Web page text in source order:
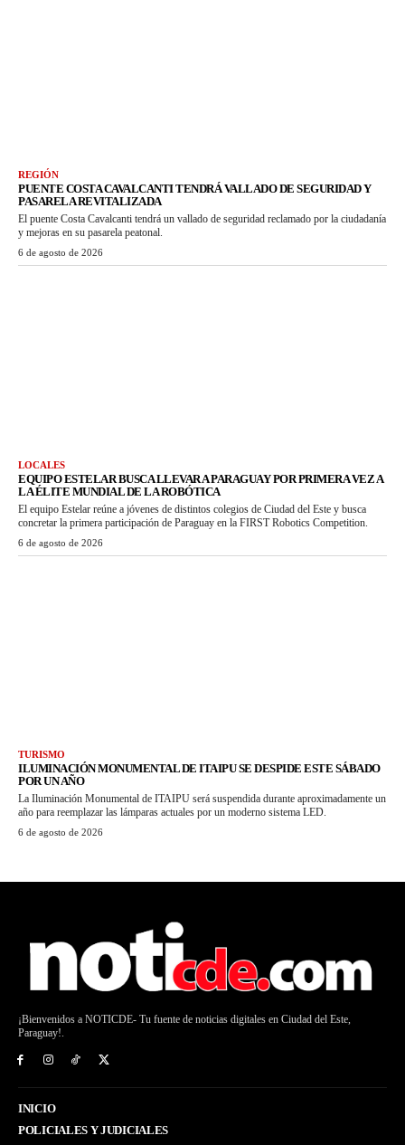
REGIÓN
PUENTE COSTA CAVALCANTI TENDRÁ VALLADO DE SEGURIDAD Y
PASARELA REVITALIZADA
El puente Costa Cavalcanti tendrá un vallado de seguridad reclamado por la ciudadanía
y mejoras en su pasarela peatonal.
6 de agosto de 2026
LOCALES
EQUIPO ESTELAR BUSCA LLEVAR A PARAGUAY POR PRIMERA VEZ A
LA ÉLITE MUNDIAL DE LA ROBÓTICA
El equipo Estelar reúne a jóvenes de distintos colegios de Ciudad del Este y busca
concretar la primera participación de Paraguay en la FIRST Robotics Competition.
6 de agosto de 2026
TURISMO
ILUMINACIÓN MONUMENTAL DE ITAIPU SE DESPIDE ESTE SÁBADO
POR UN AÑO
La Iluminación Monumental de ITAIPU será suspendida durante aproximadamente un
año para reemplazar las lámparas actuales por un moderno sistema LED.
6 de agosto de 2026
¡Bienvenidos a NOTICDE- Tu fuente de noticias digitales en Ciudad del Este,
Paraguay!.
INICIO
POLICIALES Y JUDICIALES